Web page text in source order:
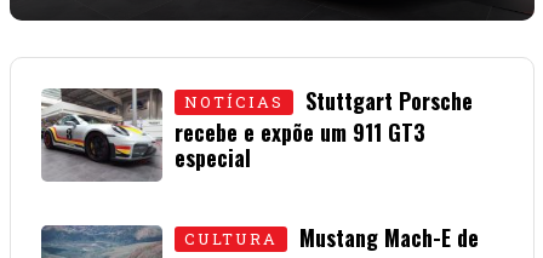
NOTÍCIAS
Stuttgart Porsche
recebe e expõe um 911 GT3
especial
CULTURA
Mustang Mach-E de